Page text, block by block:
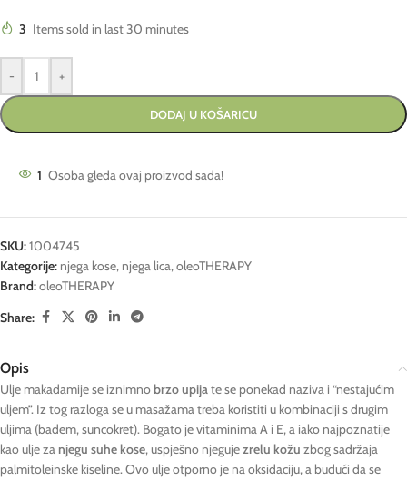
3 Items sold in last 30 minutes
- +
DODAJ U KOŠARICU
1 Osoba gleda ovaj proizvod sada!
SKU:1004745
Kategorije: njega kose, njega lica,oleoTHERAPY
Brand:oleoTHERAPY
Share:
Opis
Ulje makadamije se iznimnobrzo upijate se ponekad naziva i “nestajućim
uljem”. Iz tog razloga se u masažama treba koristiti u kombinaciji s drugim
uljima (badem, suncokret). Bogato je vitaminima A i E, a iako najpoznatije
kao ulje zanjegu suhe kose, uspješno njegujezrelu kožu zbog sadržaja
palmitoleinske kiseline. Ovo ulje otporno je na oksidaciju, a budući da se